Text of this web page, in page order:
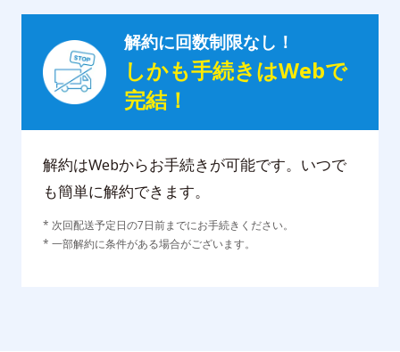
* 実際の画面と異なる場合がございます。
解約に回数制限なし！
しかも手続きはWebで
完結！
解約はWebからお手続きが可能です。いつで
も簡単に解約できます。
* 次回配送予定日の7日前までにお手続きください。
* 一部解約に条件がある場合がございます。